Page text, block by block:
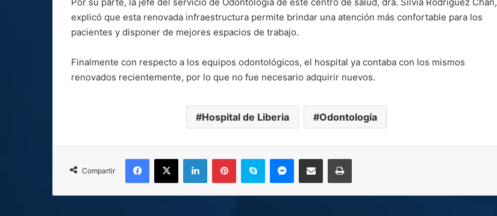
explicó que esta renovada infraestructura permite brindar una atención más confortable para los
pacientes y disponer de mejores espacios de trabajo.
Finalmente con respecto a los equipos odontológicos, el hospital ya contaba con los mismos
renovados recientemente, por lo que no fue necesario adquirir nuevos.
Hospital de Liberia Odontología
Compartir
Facebook
X LinkedInPinterestSkype MessengerCompartir por correo electrónicoImprimir